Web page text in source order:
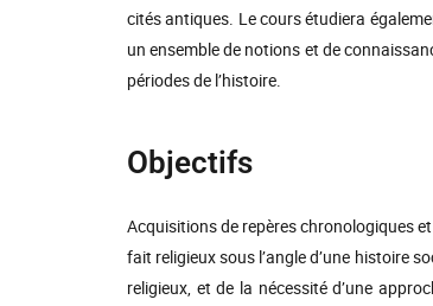
cités antiques. Le cours étudiera
un ensemble de notions et de
périodes de l’histoire.
Objectifs
Acquisitions de repères chronologiques
fait religieux sous l’angle d’une histoire
religieux, et de la nécessité d’une